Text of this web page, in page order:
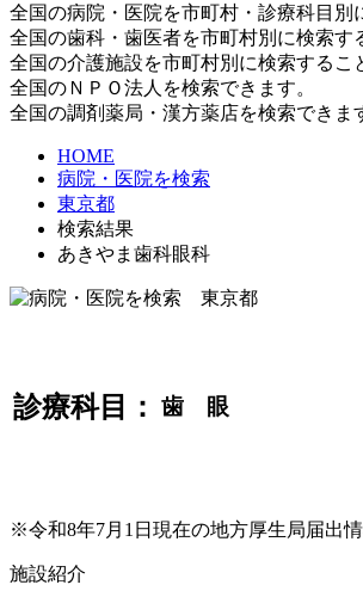
全国の病院・医院を市町村・診療科目別
全国の歯科・歯医者を市町村別に検索す
全国の介護施設を市町村別に検索するこ
全国のＮＰＯ法人を検索できます。
全国の調剤薬局・漢方薬店を検索できま
HOME
病院・医院を検索
東京都
検索結果
あきやま歯科眼科
診療科目： 歯 眼
※令和8年7月1日現在の地方厚生局届出
施設紹介